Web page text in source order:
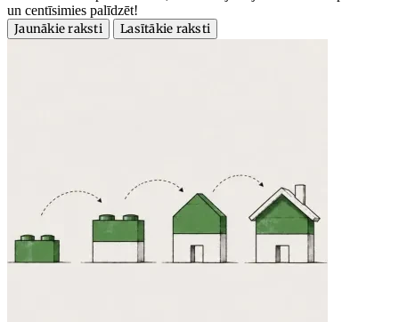
un centīsimies palīdzēt!
Jaunākie raksti
Lasītākie raksti